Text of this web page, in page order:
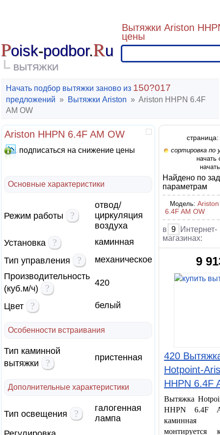
Poisk-podbor.Ru
ВЫТЯЖКИ
Вытяжки Ariston
цены
Начать подбор вытяжки заново из 150?017
предложений » Вытяжки Ariston » Ariston HHPN 6.4F
AM OW
Ariston HHPN 6.4F AM OW
подписаться на снижение цены
Основные характеристики
Режим работы ?
отвод/
циркуляция
воздуха
Установка
?
каминная
Тип управления
?
механическое
Производительность
(куб.м/ч)
? 420
Цвет ? белый
Особенности встраивания
Тип каминной
вытяжки
? пристенная
Дополнительные характеристики
Тип освещения ?
галогенная
лампа
страница:
сортировка по
начать
Найдено по
параметрам
Модель:
6.4F AM OW
в 9
Интернет-
магазинах:
9
420
Hotpoint-
HHPN 6.4F
Вытяжка
HHPN 6.4F
каминная
монтируется